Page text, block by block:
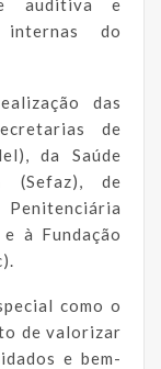
internas do
das
de
da Saúde
(Sefaz), de
à Fundação
como o
de valorizar
e bem-